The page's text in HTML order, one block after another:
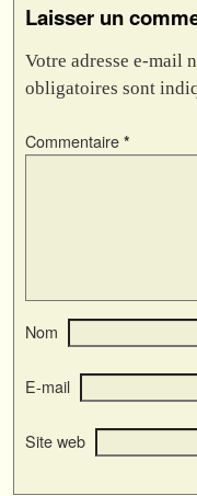
Laisser un
Votre adresse e-mail
obligatoires sont
Commentaire *
Nom
E-mail
Site web